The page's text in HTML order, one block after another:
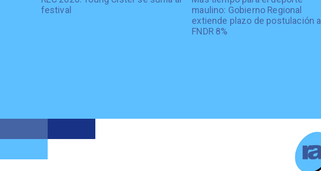
festival
maulino: Gobierno Regional
extiende plazo de postulación al
FNDR 8%